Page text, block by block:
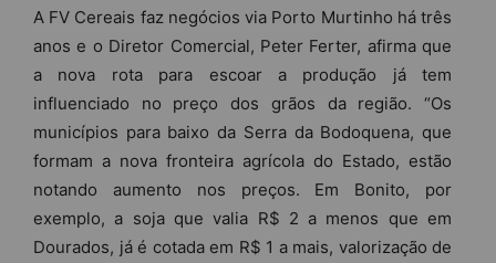
A FV Cereais faz negócios via Porto Murtinho há três
anos e o Diretor Comercial, Peter Ferter, afirma que
a nova rota para escoar a produção já tem
influenciado no preço dos grãos da região. “Os
municípios para baixo da Serra da Bodoquena, que
formam a nova fronteira agrícola do Estado, estão
notando aumento nos preços. Em Bonito, por
exemplo, a soja que valia R$ 2 a menos que em
Dourados, já é cotada em R$ 1 a mais, valorização de